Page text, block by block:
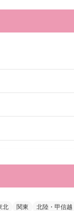
北 関東 北陸・甲信越